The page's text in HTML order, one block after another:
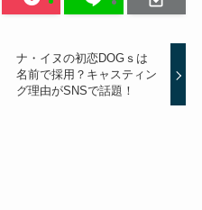
ナ・イヌの初恋DOGｓは
名前で採用？キャスティン
グ理由がSNSで話題！